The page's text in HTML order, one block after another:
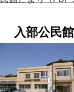
入部公民館